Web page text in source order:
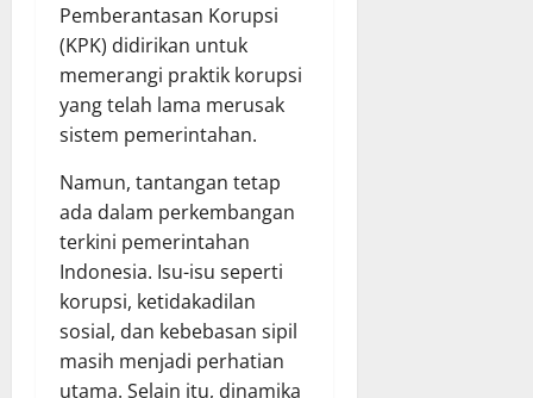
Pemberantasan Korupsi
(KPK) didirikan untuk
memerangi praktik korupsi
yang telah lama merusak
sistem pemerintahan.
Namun, tantangan tetap
ada dalam perkembangan
terkini pemerintahan
Indonesia. Isu-isu seperti
korupsi, ketidakadilan
sosial, dan kebebasan sipil
masih menjadi perhatian
utama. Selain itu, dinamika